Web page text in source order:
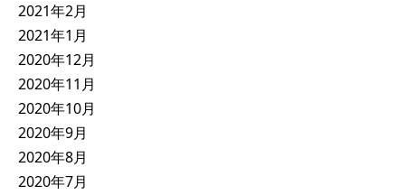
2021年2月
2021年1月
2020年12月
2020年11月
2020年10月
2020年9月
2020年8月
2020年7月